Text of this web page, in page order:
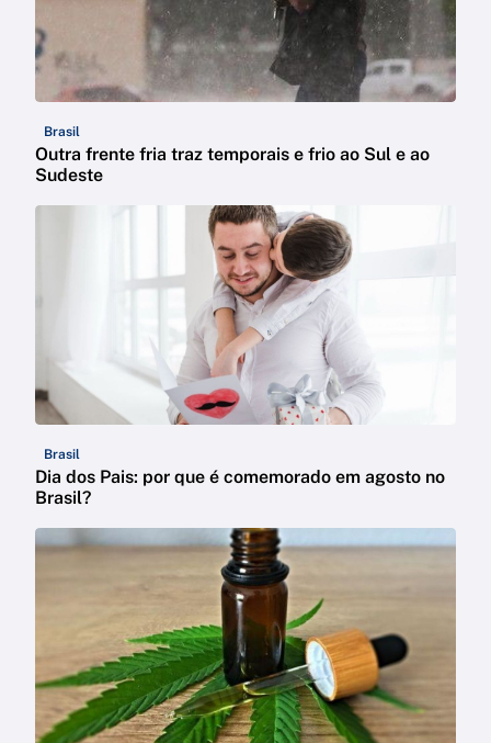
Brasil
Outra frente fria traz temporais e frio ao Sul e ao
Sudeste
Brasil
Dia dos Pais: por que é comemorado em agosto no
Brasil?